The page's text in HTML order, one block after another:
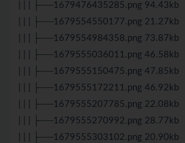
| | | ├──1679476435285.png 94.43kb
| | | ├──1679554550177.png 21.27kb
| | | ├──1679554984358.png 73.87kb
| | | ├──1679555036011.png 46.58kb
| | | ├──1679555150475.png 47.85kb
| | | ├──1679555172211.png 46.92kb
| | | ├──1679555207785.png 22.08kb
| | | ├──1679555270992.png 28.77kb
| | | ├──1679555303102.png 20.90kb